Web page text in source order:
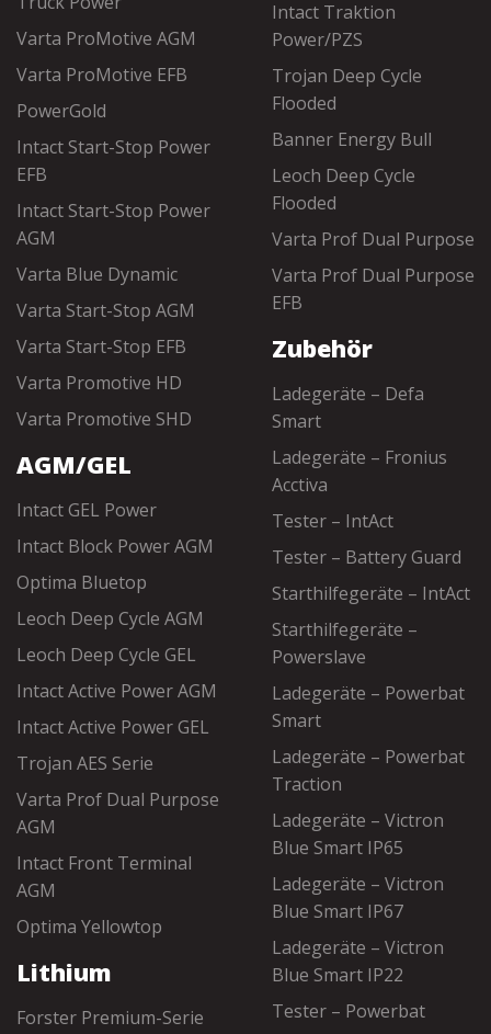
Varta ProMotive AGM
Varta ProMotive EFB
PowerGold
Intact Start-Stop Power
EFB
Intact Start-Stop Power
AGM
Varta Blue Dynamic
Varta Start-Stop AGM
Varta Start-Stop EFB
Varta Promotive HD
Varta Promotive SHD
AGM/GEL
Intact GEL Power
Intact Block Power AGM
Optima Bluetop
Leoch Deep Cycle AGM
Leoch Deep Cycle GEL
Intact Active Power AGM
Intact Active Power GEL
Trojan AES Serie
Varta Prof Dual Purpose
AGM
Intact Front Terminal
AGM
Optima Yellowtop
Lithium
Forster Premium-Serie
Intact Traktion
Power/PZS
Trojan Deep Cycle
Flooded
Banner Energy Bull
Leoch Deep Cycle
Flooded
Varta Prof Dual Purpose
Varta Prof Dual Purpose
EFB
Zubehör
Ladegeräte – Defa
Smart
Ladegeräte – Fronius
Acctiva
Tester – IntAct
Tester – Battery Guard
Starthilfegeräte – IntAct
Starthilfegeräte –
Powerslave
Ladegeräte – Powerbat
Smart
Ladegeräte – Powerbat
Traction
Ladegeräte – Victron
Blue Smart IP65
Ladegeräte – Victron
Blue Smart IP67
Ladegeräte – Victron
Blue Smart IP22
Tester – Powerbat